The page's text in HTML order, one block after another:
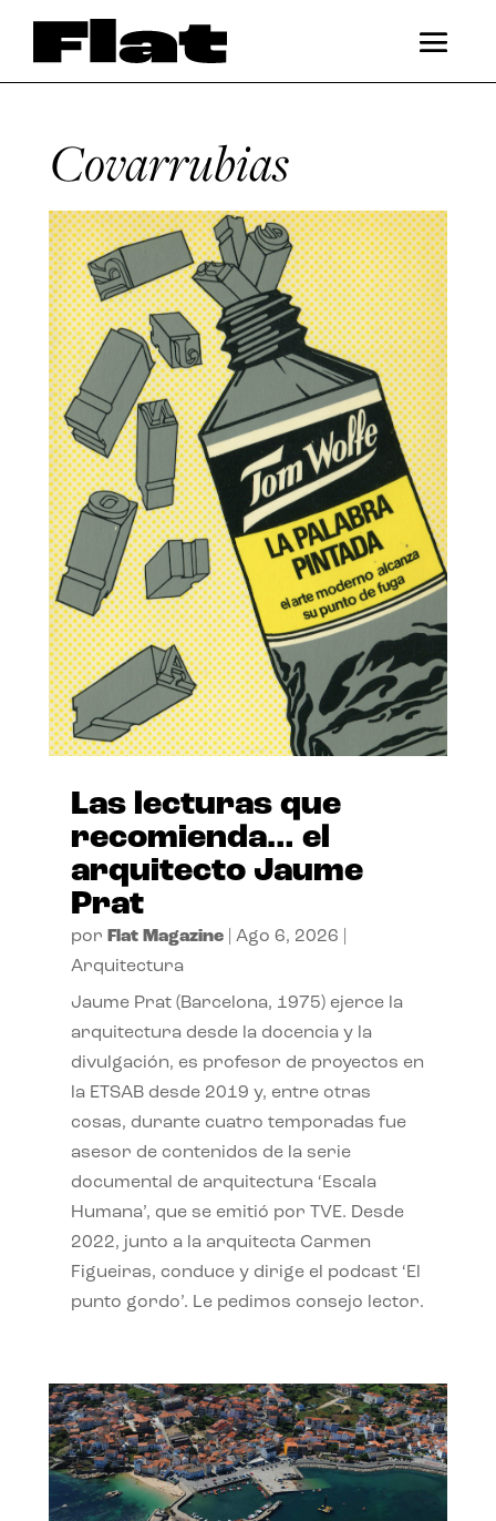
Covarrubias
Las lecturas que
recomienda… el
arquitecto Jaume
Prat
por Flat Magazine| Ago 6, 2026
Arquitectura
Jaume Prat (Barcelona, 1975) ejerce la
arquitectura desde la docencia y la
divulgación, es profesor de proyectos en
la ETSAB desde 2019 y, entre otras
cosas, durante cuatro temporadas fue
asesor de contenidos de la serie
documental de arquitectura ‘Escala
Humana’, que se emitió por TVE. Desde
2022, junto a la arquitecta Carmen
Figueiras, conduce y dirige el podcast ‘El
punto gordo’. Le pedimos consejo lector.